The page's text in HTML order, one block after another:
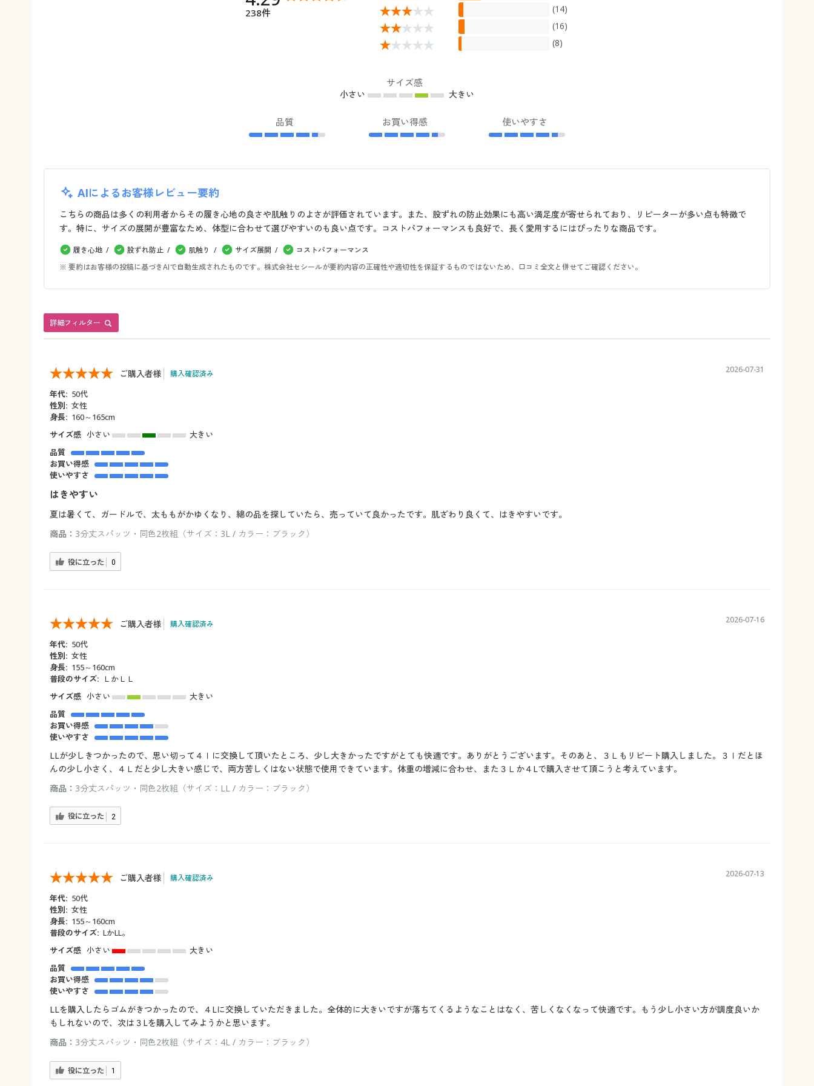
238件
(14)
(16)
(8)
サイズ感
小さい 大きい
品質 お買い得感 使いやすさ
AIによるお客様レビュー要約
こちらの商品は多くの利用者からその履き心地の良さや肌触りのよさが評価されています。また、股ずれの防止効果にも高い満足度が寄せられており、リピーターが多い点も特徴で
す。特に、サイズの展開が豊富なため、体型に合わせて選びやすいのも良い点です。コストパフォーマンスも良好で、長く愛用するにはぴったりな商品です。
履き心地 股ずれ防止 肌触り サイズ展開
コストパフォーマンス
※ 要約はお客様の投稿に基づきAIで自動生成されたものです。株式会社セシールが要約内容の正確性や適切性を保証するものではないため、口コミ全文と併せてご確認ください。
詳細フィルター
ご購入者様 購入確認済み 2026-07-31
年代: 50代
性別: 女性
身長: 160～165cm
サイズ感 小さい
大きい
品質
お買い得感
使いやすさ
はきやすい
夏は暑くて、ガードルで、太ももがかゆくなり、綿の品を探していたら、売っていて良かったです。肌ざわり良くて、はきやすいです。
商品： 3分丈スパッツ・同色2枚組（サイズ：3L / カラー：ブラック）
役に立った 0
ご購入者様 購入確認済み 2026-07-16
年代: 50代
性別: 女性
身長: 155～160cm
普段のサイズ: ＬかＬＬ
サイズ感 小さい
大きい
品質
お買い得感
使いやすさ
LLが少しきつかったので、思い切って４ｌに交換して頂いたところ、少し大きかったですがとても快適です。ありがとうございます。そのあと、３Ｌもリピート購入しました。３ｌだとほ
んの少し小さく、４Ｌだと少し大きい感じで、両方苦しくはない状態で使用できています。体重の増減に合わせ、また３Ｌか４Lで購入させて頂こうと考えています。
商品： 3分丈スパッツ・同色2枚組（サイズ：LL / カラー：ブラック）
役に立った 2
ご購入者様 購入確認済み 2026-07-13
年代: 50代
性別: 女性
身長: 155～160cm
普段のサイズ: LかLL。
サイズ感 小さい
大きい
品質
お買い得感
使いやすさ
LLを購入したらゴムがきつかったので、４Lに交換していただきました。全体的に大きいですが落ちてくるようなことはなく、苦しくなくなって快適です。もう少し小さい方が調度良いか
もしれないので、次は３Lを購入してみようかと思います。
商品： 3分丈スパッツ・同色2枚組（サイズ：4L / カラー：ブラック）
役に立った 1